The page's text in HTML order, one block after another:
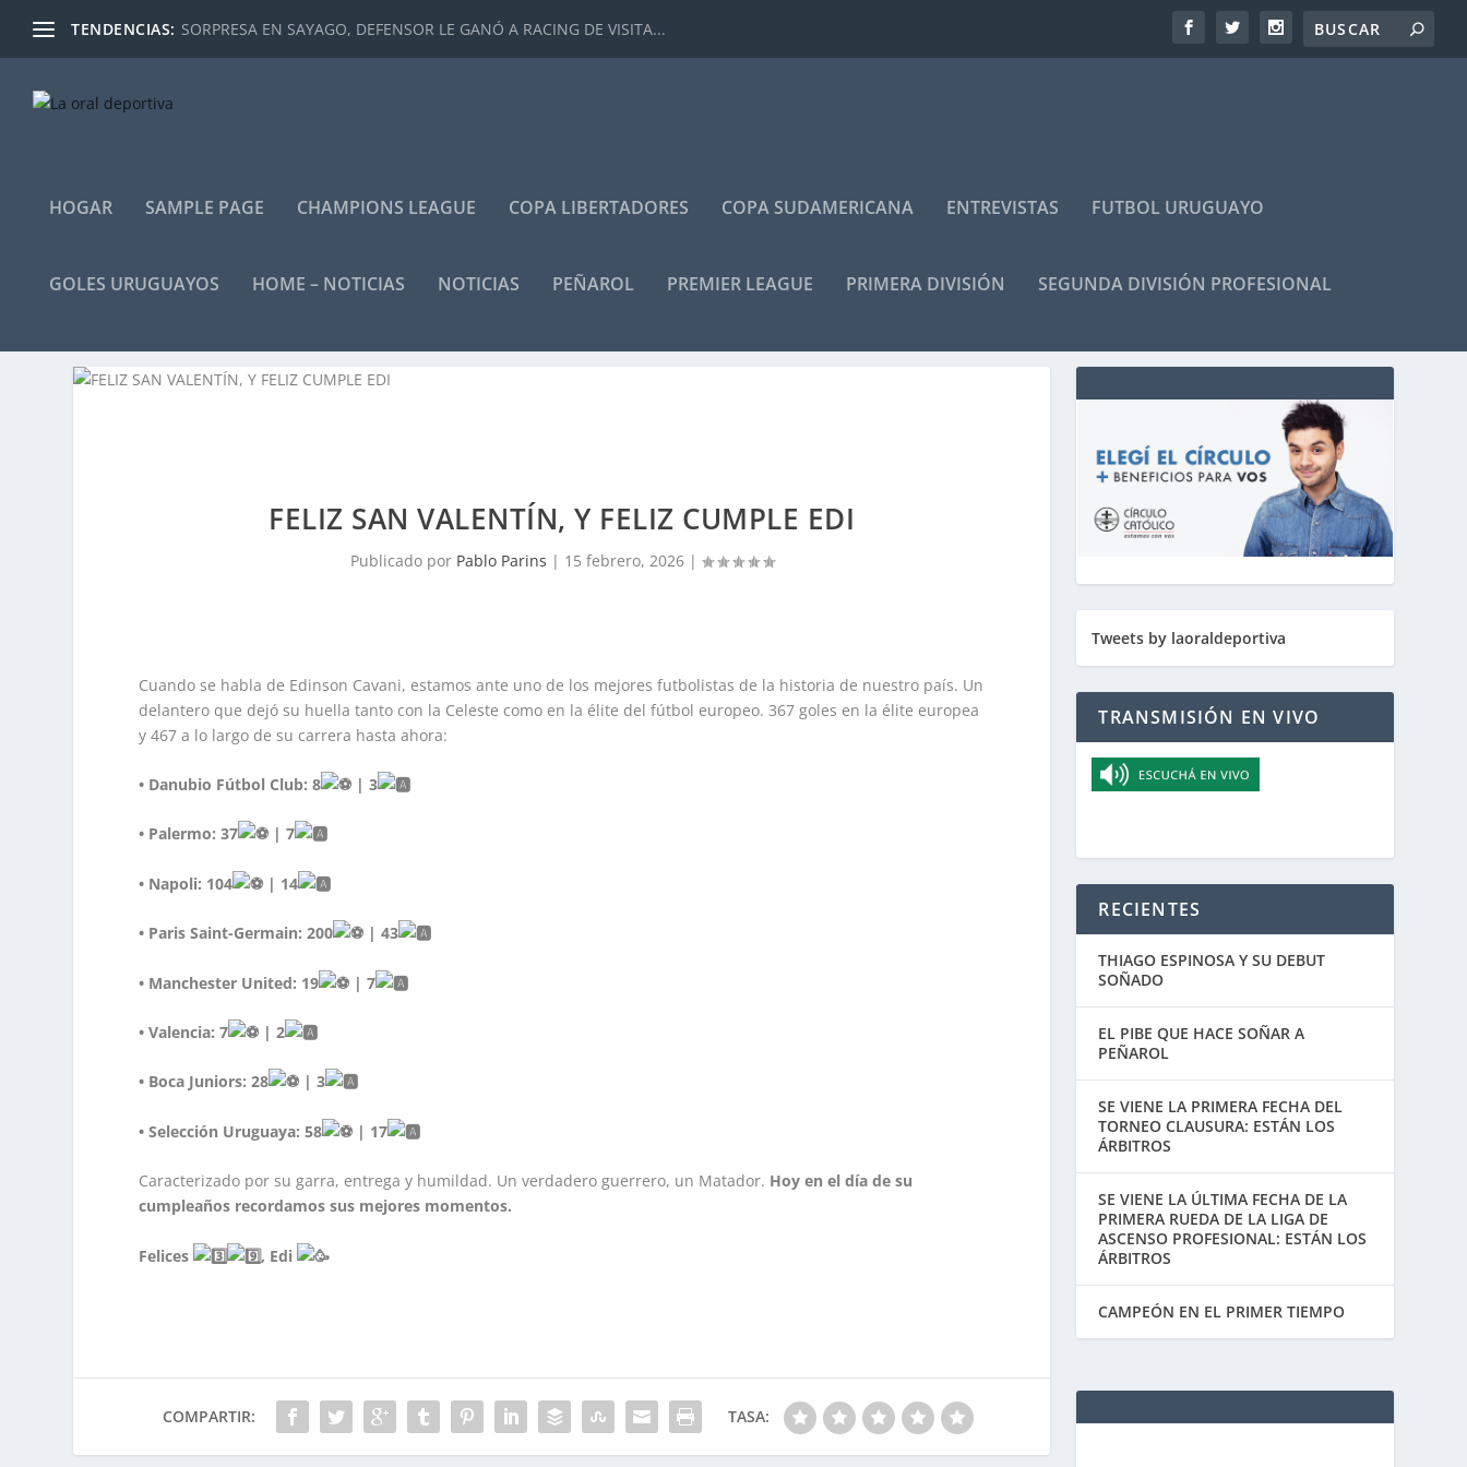
TENDENCIAS: SORPRESA EN SAYAGO, DEFENSOR LE GANÓ A RACING DE VISITA...
HOGAR SAMPLE PAGE CHAMPIONS LEAGUE COPA LIBERTADORES COPA SUDAMERICANA ENTREVISTAS FUTBOL URUGUAYO
GOLES URUGUAYOS HOME – NOTICIAS NOTICIAS PEÑAROL PREMIER LEAGUE PRIMERA DIVISIÓN SEGUNDA DIVISIÓN PROFESIONAL
FELIZ SAN VALENTÍN, Y FELIZ CUMPLE EDI
Publicado por Pablo Parins | 15 febrero, 2026|
Cuando se habla de Edinson Cavani, estamos ante uno de los mejores futbolistas de la historia de nuestro país. Un
delantero que dejó su huella tanto con la Celeste como en la élite del fútbol europeo. 367 goles en la élite europea
y 467 a lo largo de su carrera hasta ahora:
• Danubio Fútbol Club: 8 | 3
• Palermo: 37 | 7
• Napoli: 104 | 14
• Paris Saint-Germain: 200 | 43
• Manchester United: 19 | 7
• Valencia: 7 | 2
• Boca Juniors: 28 | 3
• Selección Uruguaya: 58 | 17
Caracterizado por su garra, entrega y humildad. Un verdadero guerrero, un Matador. Hoy en el día de su
cumpleaños recordamos sus mejores momentos.
Felices , Edi
COMPARTIR: TASA:
Tweets by laoraldeportiva
TRANSMISIÓN EN VIVO
RECIENTES
THIAGO ESPINOSA Y SU DEBUT
SOÑADO
EL PIBE QUE HACE SOÑAR A
PEÑAROL
SE VIENE LA PRIMERA FECHA DEL
TORNEO CLAUSURA: ESTÁN LOS
ÁRBITROS
SE VIENE LA ÚLTIMA FECHA DE LA
PRIMERA RUEDA DE LA LIGA DE
ASCENSO PROFESIONAL: ESTÁN LOS
ÁRBITROS
CAMPEÓN EN EL PRIMER TIEMPO